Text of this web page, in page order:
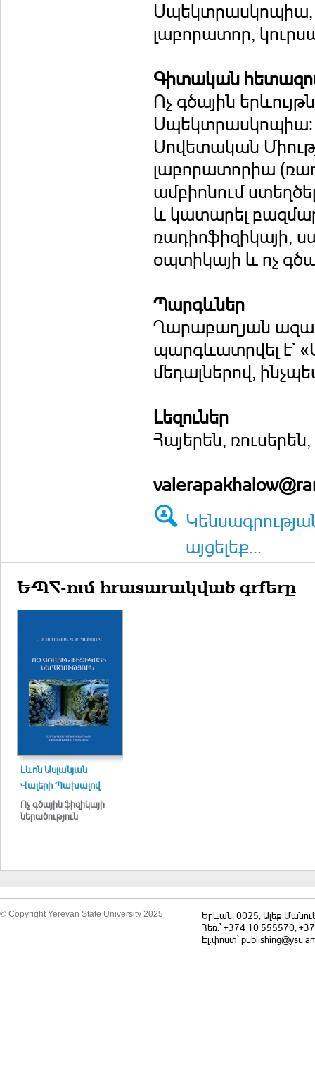
Սպեկտրասկոպիա,
լաբորատոր,
Գիտական
Ոչ գծային
Սովետական
լաբորատորիա
ամբիոնում
և կատարել
ռադիոֆիզիկայի,
օպտիկայի և ոչ
Պարգևներ
Ղարաբաղյան
պարգևատրվել է`
մեդալներով,
Լեզուներ
Հայերեն,
այցելեք...
ԵՊՀ-ում հրատարակված գրքերը
Լևոն Ասլանյան
Վալերի Պախալով
Ոչ գծային ֆիզիկայի
ներածություն
© Copyright Yerevan State University 2025
Երևան, 0025, Ալեք
Հեռ.` +374 10 555570,
Էլ.փոստ`